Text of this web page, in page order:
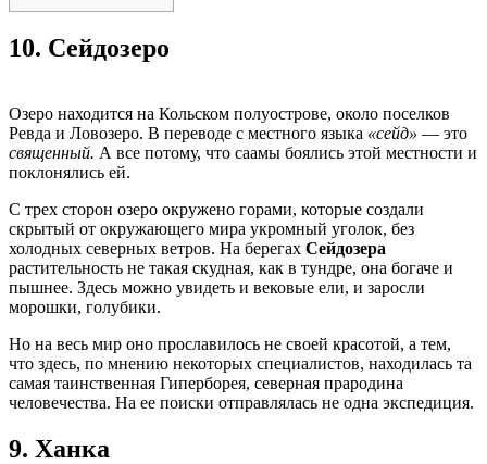
10. Сейдозеро
Озеро находится на Кольском полуострове, около поселков
Ревда и Ловозеро. В переводе с местного языка «сейд» — это
священный. А все потому, что саамы боялись этой местности и
поклонялись ей.
С трех сторон озеро окружено горами, которые создали
скрытый от окружающего мира укромный уголок, без
холодных северных ветров. На берегах Сейдозера
растительность не такая скудная, как в тундре, она богаче и
пышнее. Здесь можно увидеть и вековые ели, и заросли
морошки, голубики.
Но на весь мир оно прославилось не своей красотой, а тем,
что здесь, по мнению некоторых специалистов, находилась та
самая таинственная Гиперборея, северная прародина
человечества. На ее поиски отправлялась не одна экспедиция.
9. Ханка